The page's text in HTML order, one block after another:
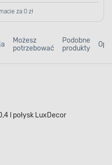
za 0 zł
Możesz
potrzebować
Podobne
produkty
l połysk LuxDecor